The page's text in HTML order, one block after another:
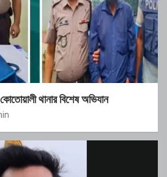
থানার বিশেষ অভিযান